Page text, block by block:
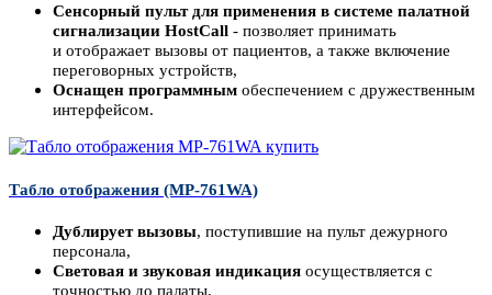
Сенсорный пульт для применения в системе палатной
сигнализации HostCall - позволяет принимать
и отображает вызовы от пациентов, а также включение
переговорных устройств,
Оснащен программным обеспечением с дружественным
интерфейсом.
Табло отображения (MP-761WA)
Дублирует вызовы, поступившие на пульт дежурного
персонала,
Световая и звуковая индикация осуществляется с
точностью до палаты,